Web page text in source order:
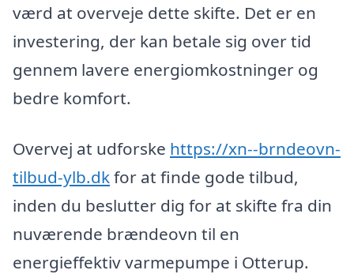
værd at overveje dette skifte. Det er en
investering, der kan betale sig over tid
gennem lavere energiomkostninger og
bedre komfort.
Overvej at udforske https://xn--brndeovn-
tilbud-ylb.dkfor at finde gode tilbud,
inden du beslutter dig for at skifte fra din
nuværende brændeovn til en
energieffektiv varmepumpe i Otterup.